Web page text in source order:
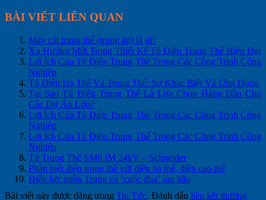
BÀI VIẾT LIÊN QUAN
Máy cắt trung thế (trung áp) là gì?
Xu Hướng Mới Trong Thiết Kế Tủ Điện Trung Thế Hiện Đại
Lợi Ích Của Tủ Điện Trung Thế Trong Các Công Trình Công
Nghiệp
Tủ Điện Hạ Thế Và Trung Thế: Sự Khác Biệt Và Ứng Dụng
Tại Sao Tủ Điện Trung Thế Là Lựa Chọn Hàng Đầu Cho
Các Dự Án Lớn?
Lợi Ích Của Tủ Điện Trung Thế Trong Các Công Trình Công
Nghiệp
Lợi Ích Của Tủ Điện Trung Thế Trong Các Công Trình Công
Nghiệp
Tủ Trung Thế SM6 IM 24kV – Schneider
Phân biệt điện trung thế với điện hạ thế, điện cao thế
Điện lực miền Trung và ‘cuộc đua’ sau bão
Bài viết này được đăng trong Tin Tức. Đánh dấu liên kết thường